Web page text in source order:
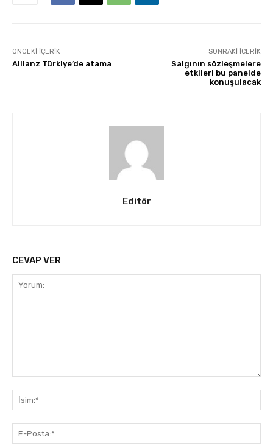
ÖNCEKI İÇERIK
Allianz Türkiye’de atama
SONRAKI İÇERIK
Salgının sözleşmelere
etkileri bu panelde
konuşulacak
Editör
CEVAP VER